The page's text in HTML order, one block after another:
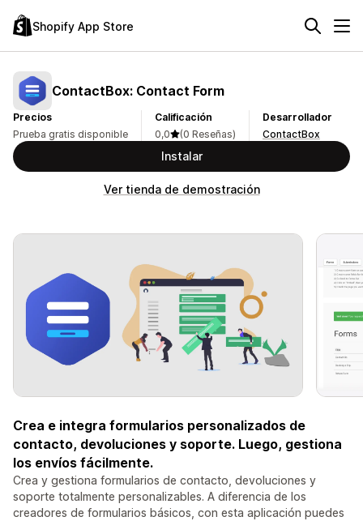
Shopify App Store
ContactBox: Contact Form
Precios
Prueba gratis disponible
Calificación
0,0
(0 Reseñas)
Desarrollador
ContactBox
Instalar
Ver tienda de demostración
Crea e integra formularios personalizados de
contacto, devoluciones y soporte. Luego, gestiona
los envíos fácilmente.
Crea y gestiona formularios de contacto, devoluciones y
soporte totalmente personalizables. A diferencia de los
creadores de formularios básicos, con esta aplicación puedes